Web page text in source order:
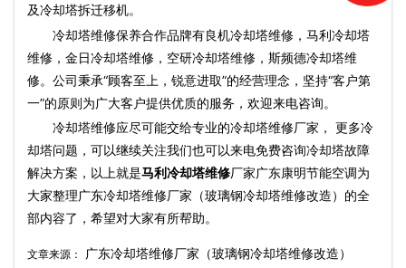
及冷却塔拆迁移机。
冷却塔维修保养合作品牌有良机冷却塔维修， 马利冷却塔
维修，金日冷却塔维修，空研冷却塔维修，斯频德冷却塔维
修。公司秉承“顾客至上，锐意进取”的经营理念，坚持“客户第
一”的原则为广大客户提供优质的服务，欢迎来电咨询。
冷却塔维修应尽可能交给专业的冷却塔维修厂家， 更多冷
却塔问题，可以继续关注我们也可以来电免费咨询冷却塔故障
解决方案，以上就是马利冷却塔维修厂家广东康明节能空调为
大家整理广东冷却塔维修厂家（玻璃钢冷却塔维修改造）的全
部内容了，希望对大家有所帮助。
文章来源： 广东冷却塔维修厂家（玻璃钢冷却塔维修改造）